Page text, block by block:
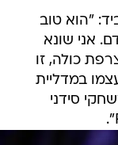
"הוא טוב
אני שונא
כולה, זו
במדליית
סידני